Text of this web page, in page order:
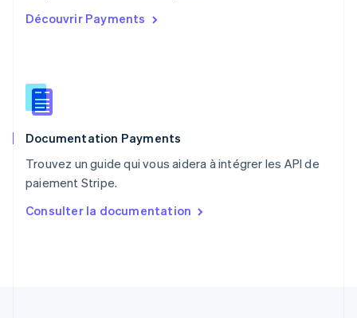
Découvrir Payments
Documentation Payments
Trouvez un guide qui vous aidera à intégrer les API de
paiement Stripe.
Consulter la documentation
PortuguêsEnglish
English
Roumanie
Royaume-Uni
Singapour
English 简体中文
English